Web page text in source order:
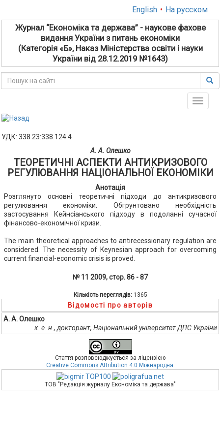
English • На русском
Журнал “Економіка та держава” - наукове фахове
видання України з питань економіки
(Категорія «Б», Наказ Міністерства освіти і науки
України від 28.12.2019 №1643)
Toggle
УДК: 338.23:338.124.4
А. А. Олешко
ТЕОРЕТИЧНІ АСПЕКТИ АНТИКРИЗОВОГО
РЕГУЛЮВАННЯ НАЦІОНАЛЬНОЇ ЕКОНОМІКИ
Анотація
Розглянуто основні теоретичні підходи до антикризового
регулювання економіки. Обгрунтовано необхідність
застосування Кейнсіанського підходу в подоланні сучасної
фінансово-економічної кризи.
The main theoretical approaches to antirecessionary regulation are
considered. The necessity of Keynesian approach for overcoming
current financial-economic crisis is proved.
№ 11 2009, стор. 86 - 87
Кількість переглядів: 1365
Відомості про авторів
А. А. Олешко
к. е. н., докторант, Національний університет ДПС України
Стаття розповсюджується за ліцензією
Creative Commons Attribution 4.0 Міжнародна.
ТОВ "Редакція журналу Економіка та держава"